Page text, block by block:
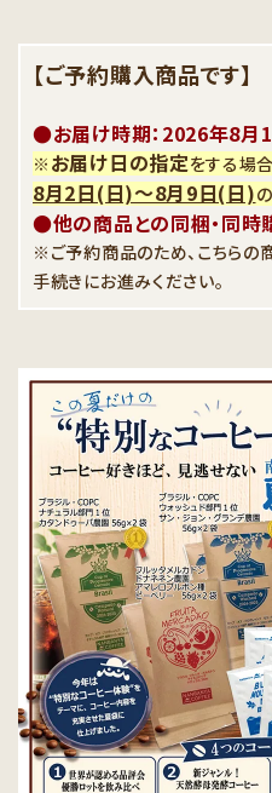
【ご予約購入商品です】
●お届け時期：2026年8月
※ お届け日の指定をする場合
8月2日(日)〜8月9日(日)
●他の商品との同梱・同時
※ご予約商品のため、こちらの
手続きにお進みください。